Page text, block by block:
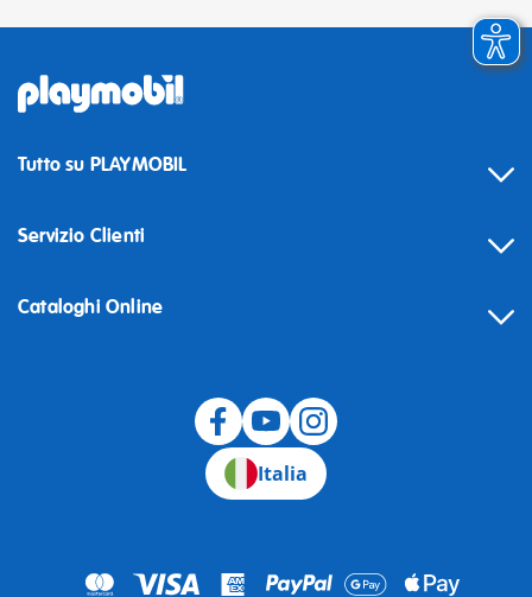
Tutto su PLAYMOBIL
Servizio Clienti
Cataloghi Online
Italia